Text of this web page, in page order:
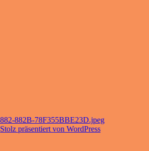
Stolz präsentiert von WordPress